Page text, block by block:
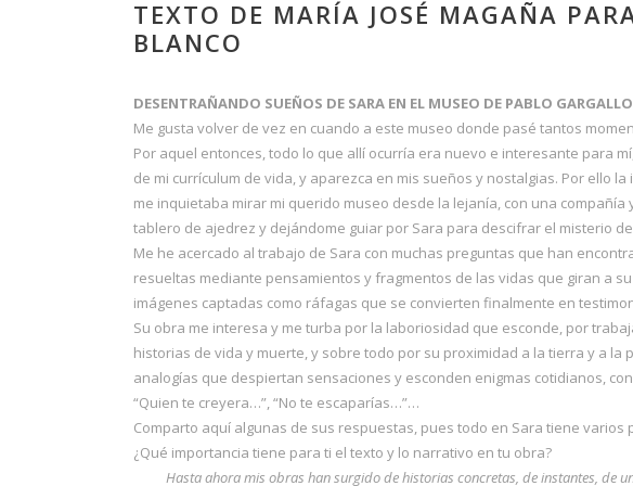
TEXTO DE MARÍA JOSÉ MAGAÑA
BLANCO
DESENTRAÑANDO SUEÑOS DE SARA EN EL MUSEO DE PABLO GARGALLO
Me gusta volver de vez en cuando a este museo donde pasé tantos
Por aquel entonces, todo lo que allí ocurría era nuevo e interesante para
de mi currículum de vida, y aparezca en mis sueños y nostalgias. Por ello
me inquietaba mirar mi querido museo desde la lejanía, con una
tablero de ajedrez y dejándome guiar por Sara para descifrar el misterio
Me he acercado al trabajo de Sara con muchas preguntas que han
resueltas mediante pensamientos y fragmentos de las vidas que giran a
imágenes captadas como ráfagas que se convierten finalmente en
Su obra me interesa y me turba por la laboriosidad que esconde, por
historias de vida y muerte, y sobre todo por su proximidad a la tierra y a
analogías que despiertan sensaciones y esconden enigmas cotidianos,
“Quien te creyera…”, “No te escaparías…”…
Comparto aquí algunas de sus respuestas, pues todo en Sara tiene varios
¿Qué importancia tiene para ti el texto y lo narrativo en tu obra?
Hasta ahora mis obras han surgido de historias concretas, de instantes, de